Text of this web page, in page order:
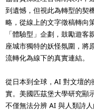
到遺憾，但視此為轉型的契
略，從線上的文字徵稿轉向
「體驗型」企劃，鼓勵遊客
座城市獨特的妖怪氛圍，將
流轉化為線下的真實連結。
從日本到全球，AI 對文壇的
實。美國匹茲堡大學研究顯
不僅無法分辨 AI 與人類詩